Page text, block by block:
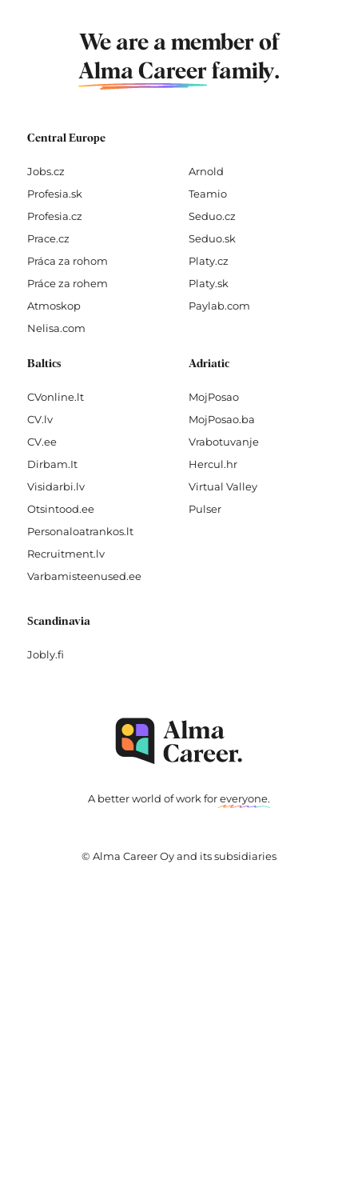
We are a member of
Alma Career family.
Central Europe
Jobs.cz
Profesia.sk
Profesia.cz
Prace.cz
Práca za rohom
Práce za rohem
Atmoskop
Nelisa.com
Arnold
Teamio
Seduo.cz
Seduo.sk
Platy.cz
Platy.sk
Paylab.com
Baltics
CVonline.lt
CV.lv
CV.ee
Dirbam.It
Visidarbi.lv
Otsintood.ee
Personaloatrankos.lt
Recruitment.lv
Varbamisteenused.ee
Adriatic
MojPosao
MojPosao.ba
Vrabotuvanje
Hercul.hr
Virtual Valley
Pulser
Scandinavia
Jobly.fi
A better world of work foreveryone.
© Alma Career Oy and its subsidiaries